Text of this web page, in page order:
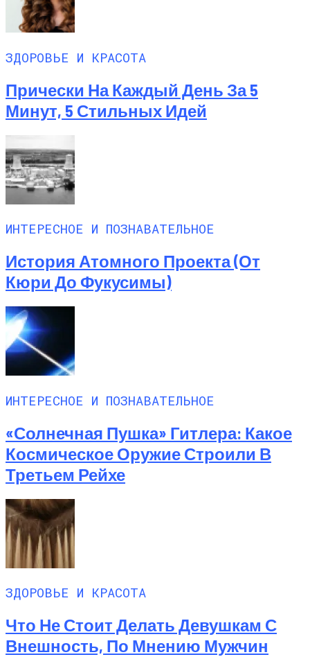
ЗДОРОВЬЕ И КРАСОТА
Прически На Каждый День За 5
Минут, 5 Стильных Идей
ИНТЕРЕСНОЕ И ПОЗНАВАТЕЛЬНОЕ
История Атомного Проекта (от
Кюри До Фукусимы)
ИНТЕРЕСНОЕ И ПОЗНАВАТЕЛЬНОЕ
«Солнечная Пушка» Гитлера: Какое
Космическое Оружие Строили В
Третьем Рейхе
ЗДОРОВЬЕ И КРАСОТА
Что Не Стоит Делать Девушкам С
Внешность, По Мнению Мужчин